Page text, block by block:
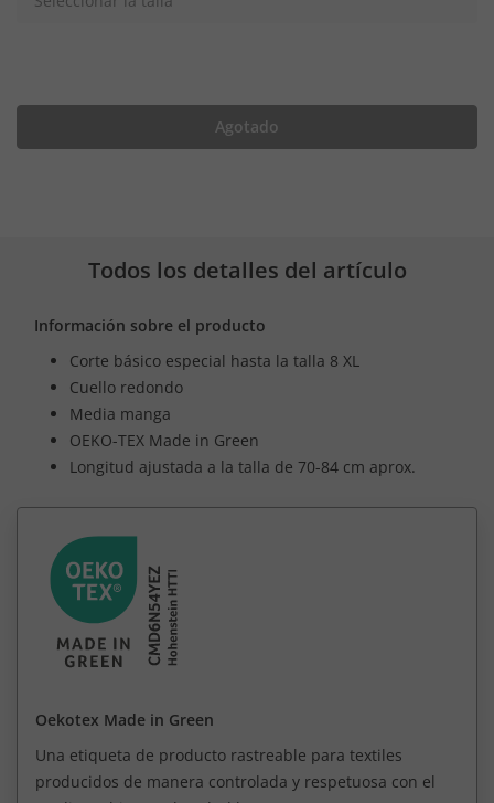
Agotado
Todos los detalles del artículo
Información sobre el producto
Corte básico especial hasta la talla 8 XL
Cuello redondo
Media manga
OEKO-TEX Made in Green
Longitud ajustada a la talla de 70-84 cm aprox.
Oekotex Made in Green
Una etiqueta de producto rastreable para textiles
producidos de manera controlada y respetuosa con el